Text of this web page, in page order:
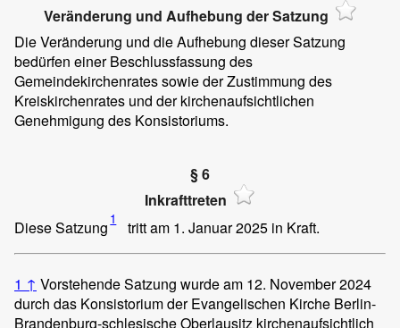
Veränderung und Aufhebung der Satzung
Die Veränderung und die Aufhebung dieser Satzung
bedürfen einer Beschlussfassung des
Gemeindekirchenrates sowie der Zustimmung des
Kreiskirchenrates und der kirchenaufsichtlichen
Genehmigung des Konsistoriums.
§ 6
Inkrafttreten
Diese Satzung 1 tritt am 1. Januar 2025 in Kraft.
1 ↑ Vorstehende Satzung wurde am 12. November 2024
durch das Konsistorium der Evangelischen Kirche Berlin-
Brandenburg-schlesische Oberlausitz kirchenaufsichtlich